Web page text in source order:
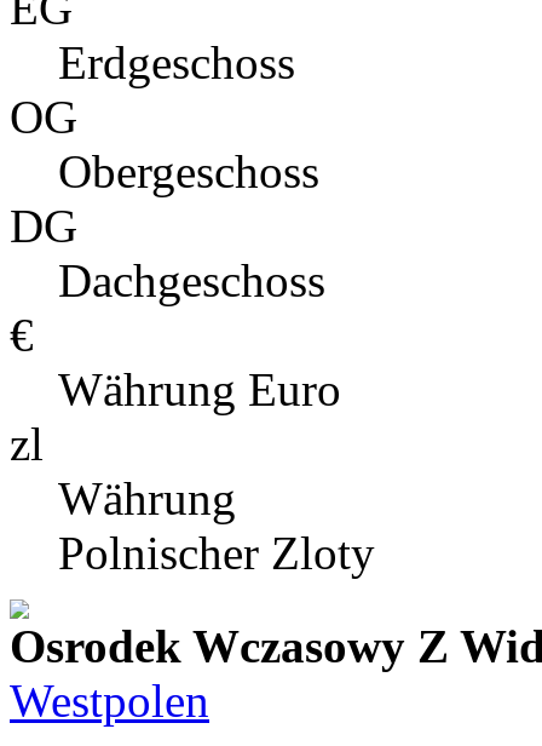
Erdgeschoss
OG
Obergeschoss
DG
Dachgeschoss
€
Währung Euro
zl
Währung
Polnischer Zloty
Osrodek Wczasowy Z
Westpolen